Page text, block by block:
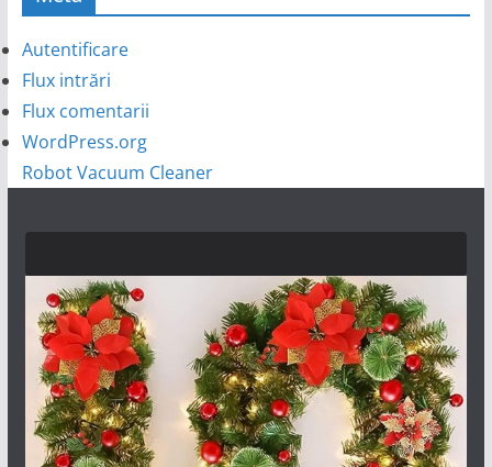
Autentificare
Flux intrări
Flux comentarii
WordPress.org
Robot Vacuum Cleaner